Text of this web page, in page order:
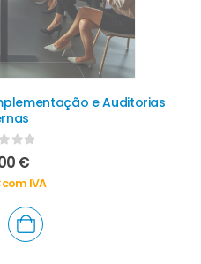
e Auditorias
of 5
€
com IVA